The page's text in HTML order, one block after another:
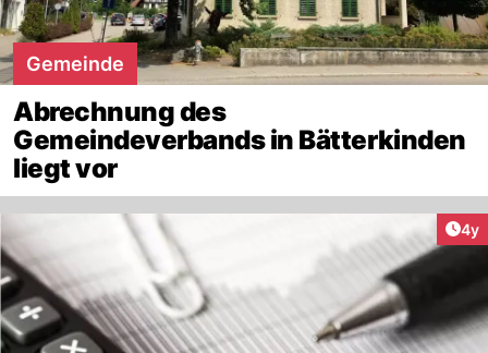
Gemeinde
Abrechnung des
Gemeindeverbands in Bätterkinden
liegt vor
4y